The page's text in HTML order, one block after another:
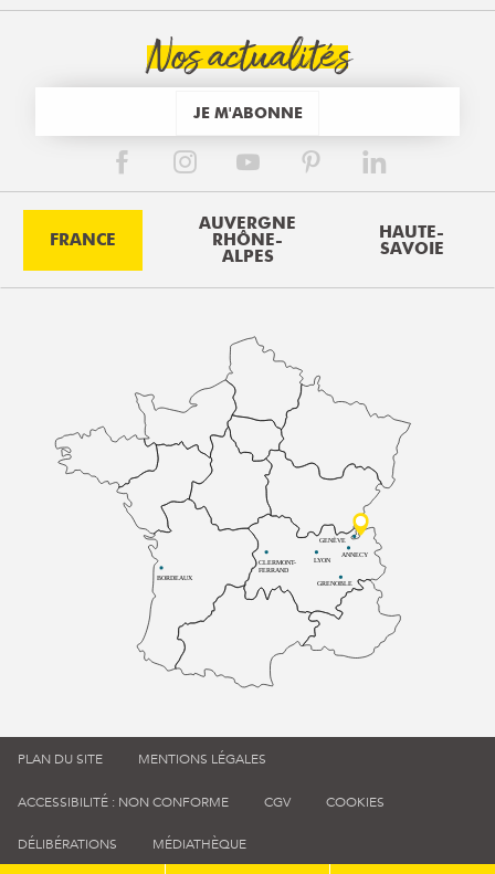
Nos actualités
JE M'ABONNE
FRANCE
AUVERGNE
RHÔNE-
ALPES
HAUTE-
SAVOIE
BORDEAUX
CLERMONT-
FERRAND
LYON
ANNECY
GRENOBLE
GENÈVE
PLAN DU SITE MENTIONS LÉGALES
ACCESSIBILITÉ : NON CONFORME CGV COOKIES
DÉLIBÉRATIONS MÉDIATHÈQUE